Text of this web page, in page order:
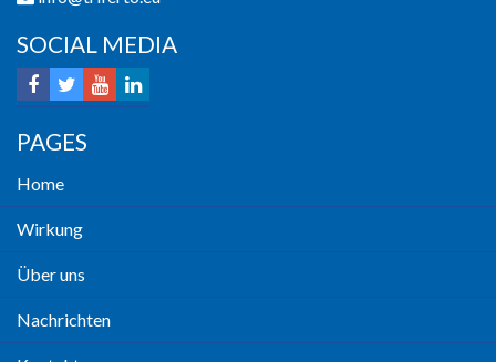
SOCIAL MEDIA
PAGES
Home
Wirkung
Über uns
Nachrichten